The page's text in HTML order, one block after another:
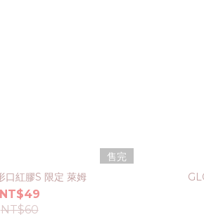
售完
口紅膠S 限定 萊姆
NT$49
NT$60